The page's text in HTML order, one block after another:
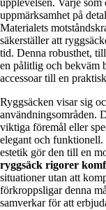
upplevelsen. Varje
uppmärksamhet på
Materialets
säkerställer att
tid. Denna robusthet,
en pålitlig och bekväm
accessoar till en
Ryggsäcken visar sig
användningsområden.
viktiga föremål eller
elegant och
estetik gör den till en
ryggsäck rigorer
situationer utan att
förkroppsligar denna
samverkar för att